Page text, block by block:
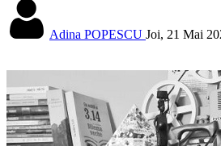
Adina POPESCU Joi, 21 Mai